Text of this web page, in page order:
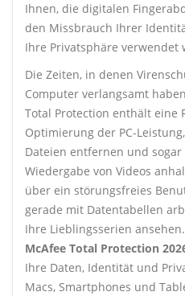
Ihnen, die digitalen
den Missbrauch Ihrer
Ihre Privatsphäre verwendet
Die Zeiten, in denen
Computer verlangsamt
Total Protection enthält eine
Optimierung der PC-
Dateien entfernen und
Wiedergabe von Videos
über ein störungsfreies
gerade mit Datentabellen
Ihre Lieblingsserien ansehen.
McAfee Total Protection
Ihre Daten, Identität und
Macs, Smartphones und